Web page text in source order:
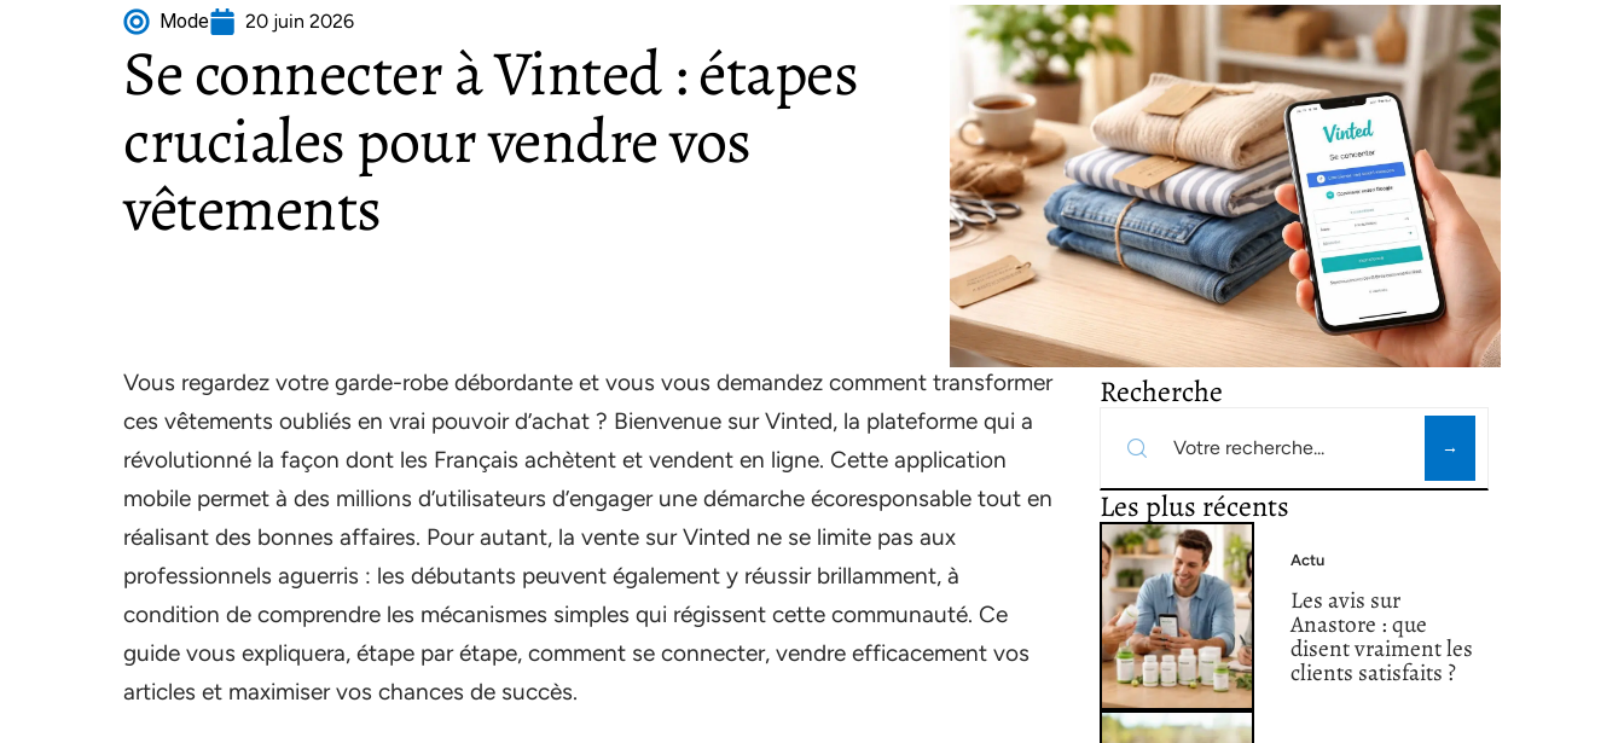
Mode 20 juin 2026
Se connecter à Vinted : étapes
cruciales pour vendre vos
vêtements
Vous regardez votre garde-robe débordante et vous vous demandez comment transformer
ces vêtements oubliés en vrai pouvoir d’achat ? Bienvenue sur Vinted, la plateforme qui a
révolutionné la façon dont les Français achètent et vendent en ligne. Cette application
mobile permet à des millions d’utilisateurs d’engager une démarche écoresponsable tout en
réalisant des bonnes affaires. Pour autant, la vente sur Vinted ne se limite pas aux
professionnels aguerris : les débutants peuvent également y réussir brillamment, à
condition de comprendre les mécanismes simples qui régissent cette communauté. Ce
guide vous expliquera, étape par étape, comment se connecter, vendre efficacement vos
articles et maximiser vos chances de succès.
Recherche
Les plus récents
Actu
Les avis sur
Anastore : que
disent vraiment les
clients satisfaits ?